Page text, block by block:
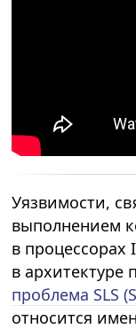
Уязвимости,
выполнением
в
в архитектуре
проблема SLS
относится